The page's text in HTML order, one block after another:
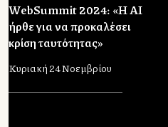
WebSummit 2024: «H ΑΙ
ήρθε για να προκαλέσει
κρίση ταυτότητας»
Κυριακή 24 Νοεμβρίου